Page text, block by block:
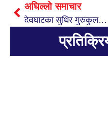
अघिल्लो समाचार
देवघाटका सुधिर गुरुकुलका विद्यार्थी मध्ये नेपाल प्रथम